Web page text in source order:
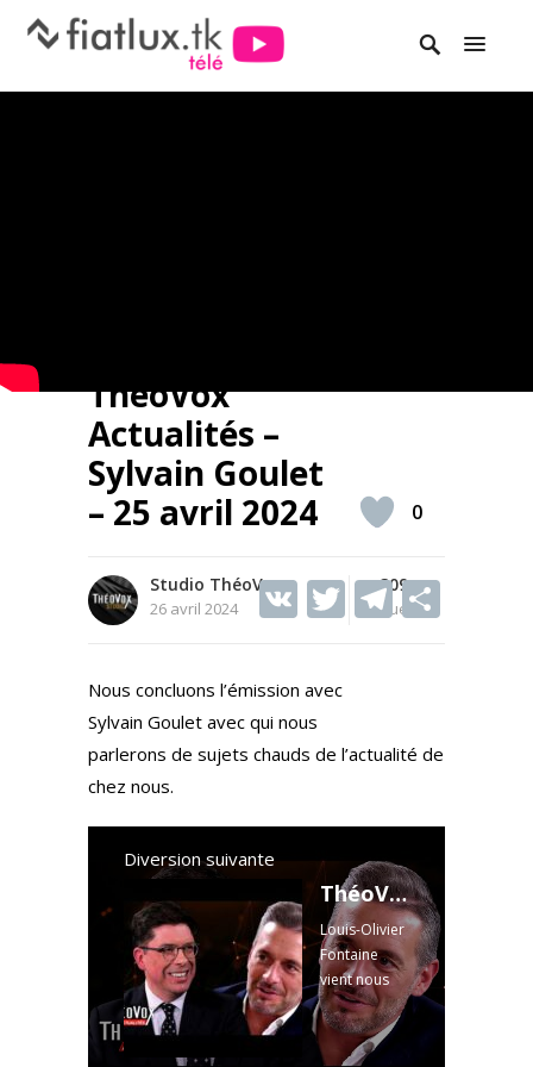
ThéoVox
Actualités –
Sylvain Goulet
– 25 avril 2024
Studio ThéoVox
26 avril 2024
309
Vues
V T T
a
0
Nous concluons l’émission avec
Sylvain Goulet avec qui nous
parlerons de sujets chauds de l’actualité de
chez nous.
Diversion suivante
ThéoVox Actualités - Louis-Olivier Fontaine - 25 avril 2024
Louis-Olivier
Fontaine
vient nous
parler de sa
lettre
ouverte